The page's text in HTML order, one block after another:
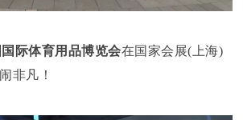
际体育用品博览会在国家会展(上海)
非凡！